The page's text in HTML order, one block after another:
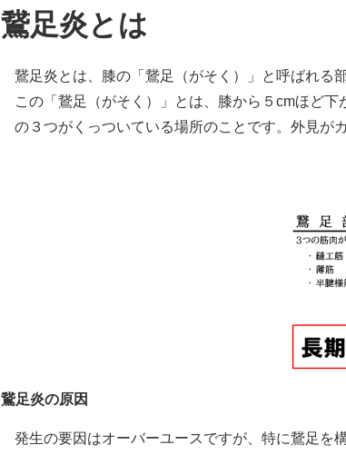
鵞足炎とは
鵞足炎とは、膝の「鵞足（がそく）」と呼ばれる
この「鵞足（がそく）」とは、膝から５cmほど
の３つがくっついている場所のことです。外見が
鵞足炎の原因
発生の要因はオーバーユースですが、特に鵞足を